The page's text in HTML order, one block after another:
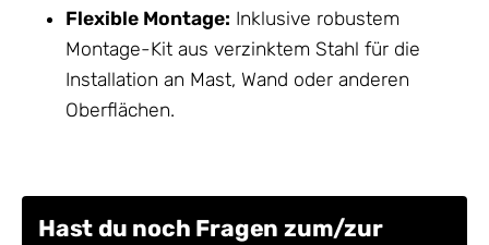
Flexible Montage: Inklusive robustem
Montage-Kit aus verzinktem Stahl für die
Installation an Mast, Wand oder anderen
Oberflächen.
Hast du noch Fragen zum/zur